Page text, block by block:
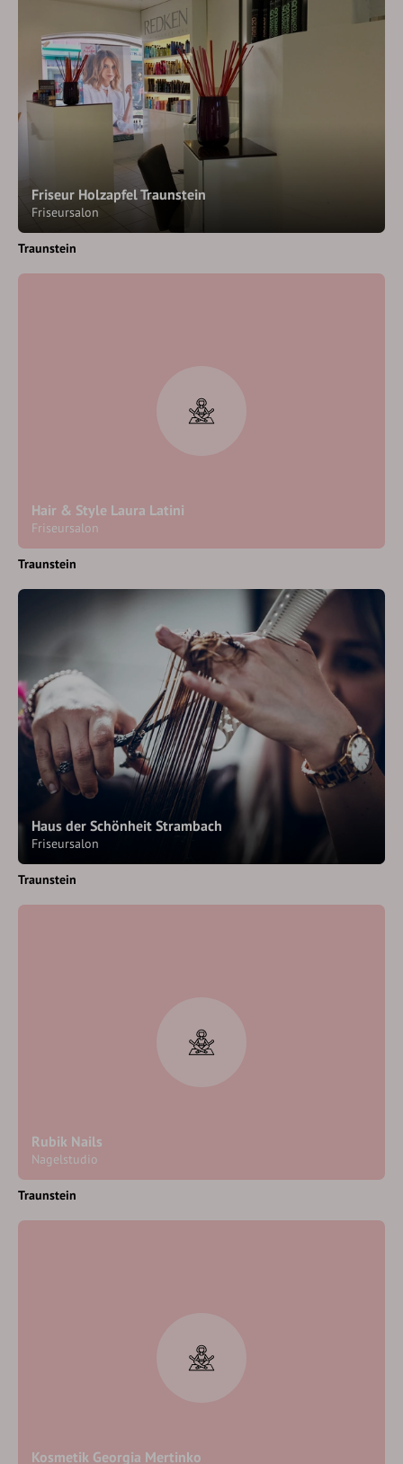
Friseur Holzapfel Traunstein
Friseursalon
Traunstein
Hair & Style Laura Latini
Friseursalon
Traunstein
Haus der Schönheit Strambach
Friseursalon
Traunstein
Rubik Nails
Nagelstudio
Traunstein
Kosmetik Georgia Mertinko